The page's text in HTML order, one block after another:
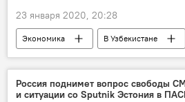
23 января 2020, 20:28
Экономика В Узбекистане
Хорезм
производство
Россия поднимет вопрос свободы
и ситуации со Sputnik Эстония в